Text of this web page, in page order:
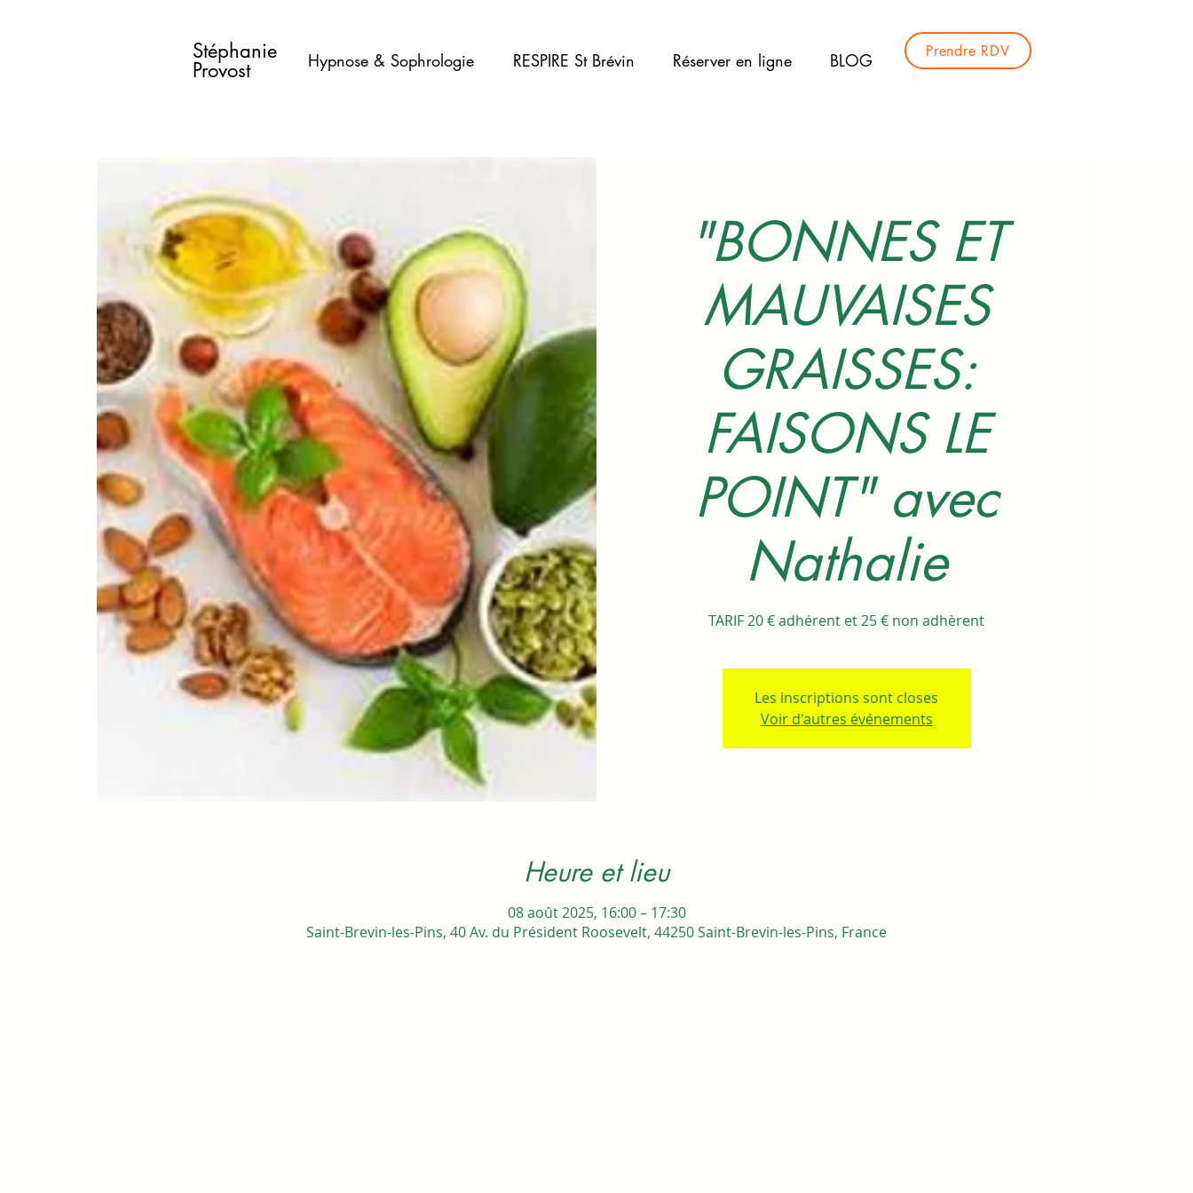
Stéphanie
Provost Hypnose & Sophrologie RESPIRE St Brévin Réserver en ligne BLOG Prendre RDV
"BONNES ET
MAUVAISES
GRAISSES:
FAISONS LE
POINT" avec
Nathalie
TARIF 20 € adhérent et 25 € non adhèrent
Les inscriptions sont closes
Voir d'autres événements
Heure et lieu
08 août 2025, 16:00 – 17:30
Saint-Brevin-les-Pins, 40 Av. du Président Roosevelt, 44250 Saint-Brevin-les-Pins, France